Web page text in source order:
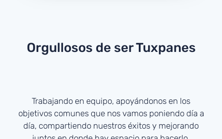
Orgullosos de ser Tuxpanes
Trabajando en equipo, apoyándonos en los
objetivos comunes que nos vamos poniendo día a
día, compartiendo nuestros éxitos y mejorando